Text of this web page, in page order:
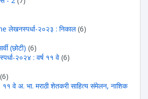
लेखनस्पर्धा-२०२३ : निकाल (6)
(छोटी) (6)
२०२४ : वर्ष ११ वे (6)
(6)
११ वे अ. भा. मराठी शेतकरी साहित्य संमेलन, नाशिक